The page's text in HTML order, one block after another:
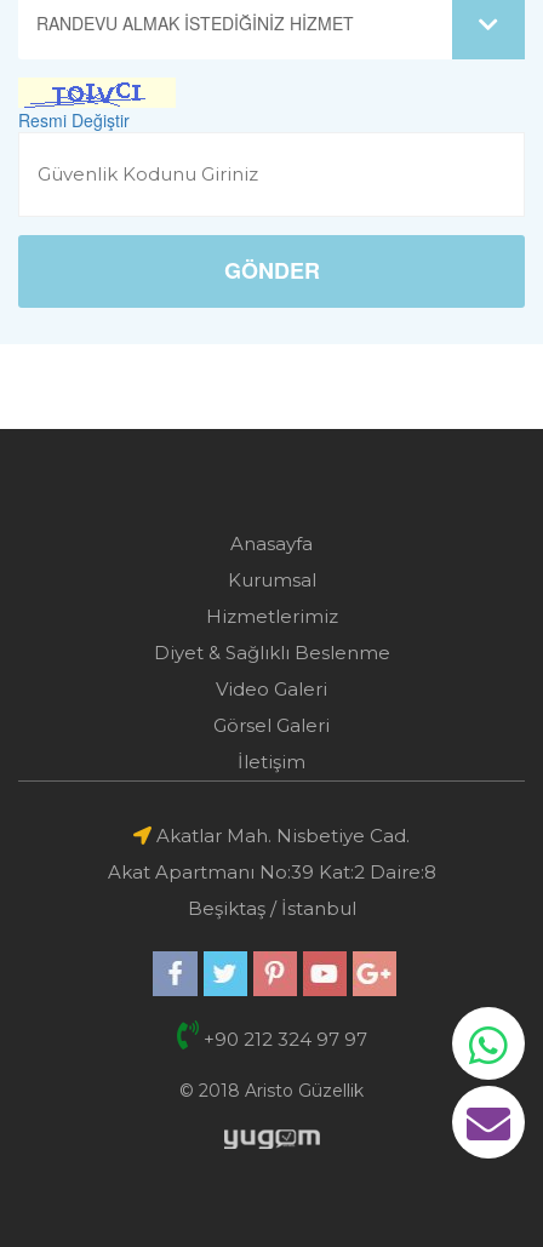
Resmi Değiştir
GÖNDER
Anasayfa
Kurumsal
Hizmetlerimiz
Diyet & Sağlıklı Beslenme
Video Galeri
Görsel Galeri
İletişim
Akatlar Mah. Nisbetiye Cad.
Akat Apartmanı No:39 Kat:2 Daire:8
Beşiktaş / İstanbul
+90 212 324 97 97
© 2018 Aristo Güzellik